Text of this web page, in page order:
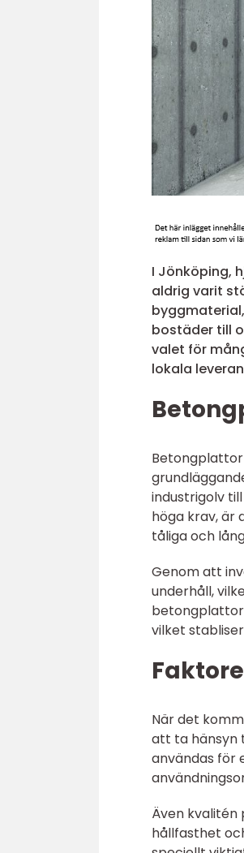
I Jönköping,
aldrig varit
bostäder till
valet för
lokala
industrigolv
höga krav, är
tåliga och
Genom att
underhåll,
betongplattor
vilket
När det
att ta hänsyn
användas för
Även kvalitén
hållfasthet